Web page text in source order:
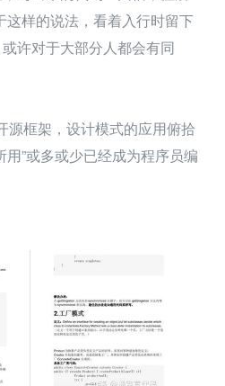
这样的说法，看着入行时留下
许对于大部分人都会有同
源框架，设计模式的应用俯拾
用”或多或少已经成为程序员编